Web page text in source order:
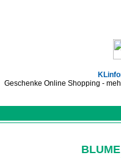
Geschenke Online Shopping -